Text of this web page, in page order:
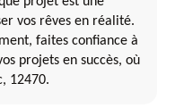
vos rêves en réalité.
faites confiance à
projets en succès, où
12470.